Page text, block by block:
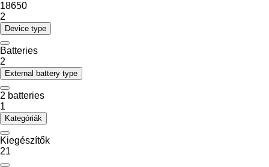
18650
2
Device type
Batteries
2
External battery type
2 batteries
1
Kategóriák
Kiegészítők
21